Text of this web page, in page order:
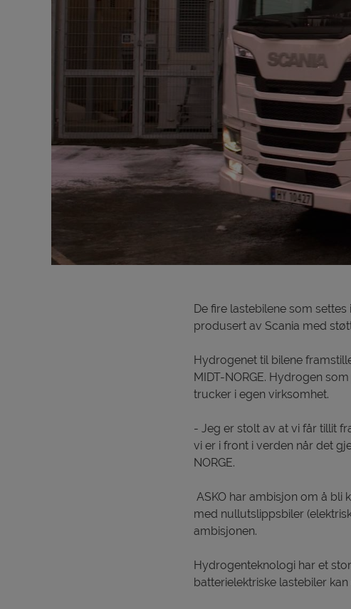
De fire lastebilene som
produsert av Scania med
Hydrogenet til bilene
MIDT-NORGE. Hydrogen
trucker i egen virksomhet.
- Jeg er stolt av at vi får tillit
vi er i front i verden når det
NORGE.
ASKO har ambisjon om å bli
med nullutslippsbiler
ambisjonen.
Hydrogenteknologi har et
batterielektriske lastebiler